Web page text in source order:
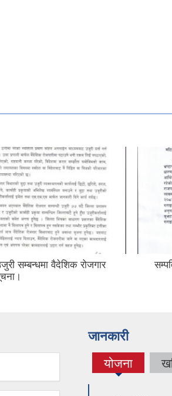
सम्बन्धमा वैदेशिक रोजगार
जानकारी
योजना
(active